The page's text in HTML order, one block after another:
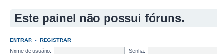
Este painel não possui fóruns.
ENTRAR • REGISTRAR
Nome de usuário:
Senha: